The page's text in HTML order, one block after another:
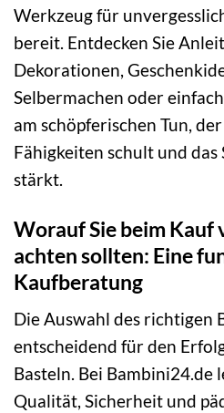
Werkzeug für
bereit. Entdecken Sie
Dekorationen,
Selbermachen oder
am schöpferischen Tun,
Fähigkeiten schult und das
stärkt.
Worauf Sie beim Kauf
achten sollten: Eine
Kaufberatung
Die Auswahl des richtigen
entscheidend für den
Basteln. Bei Bambini24.de
Qualität, Sicherheit und